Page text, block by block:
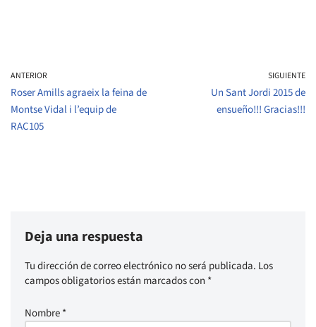
ANTERIOR
Roser Amills agraeix la feina de
Montse Vidal i l’equip de
RAC105
SIGUIENTE
Un Sant Jordi 2015 de
ensueño!!! Gracias!!!
Deja una respuesta
Tu dirección de correo electrónico no será publicada. Los
campos obligatorios están marcados con *
Nombre*